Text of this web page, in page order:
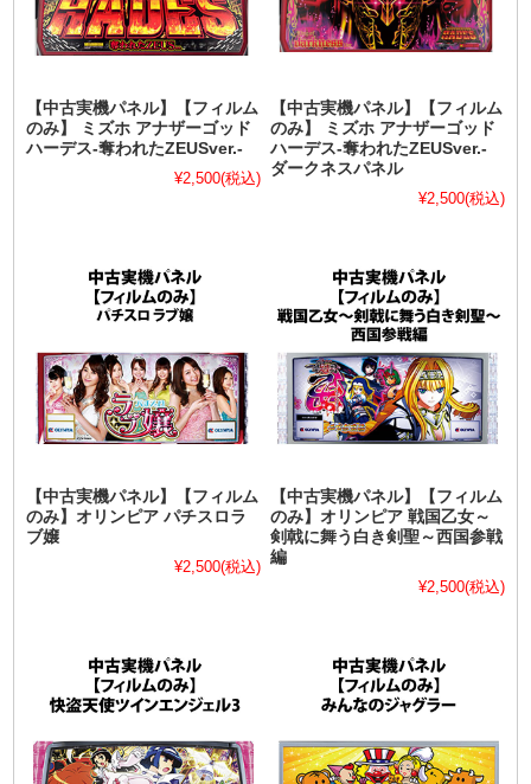
【中古実機パネル】【フィルム
のみ】 ミズホ アナザーゴッド
ハーデス-奪われたZEUSver.-
¥2,500(税込)
【中古実機パネル】【フィルム
のみ】 ミズホ アナザーゴッド
ハーデス-奪われたZEUSver.-
ダークネスパネル
¥2,500(税込)
【中古実機パネル】【フィルム
のみ】オリンピア パチスロラ
ブ嬢
¥2,500(税込)
【中古実機パネル】【フィルム
のみ】オリンピア 戦国乙女～
剣戟に舞う白き剣聖～西国参戦
編
¥2,500(税込)